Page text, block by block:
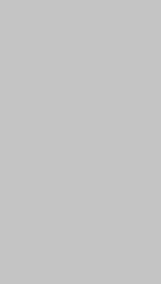
مع الالتزام
العلاج الموصوف
إرشادات الطبيب من
مع أية ملاحظات أخرى لا
تلك الأنواع المختلفة من
الجانبية للدواء على سبيل
المريض المصاب بمرض
بشكل منتظم
العلاج لحالة المريض،
والتحقق من وجود
عن الارتفاع المزمن
Hypertension Guidelines Resources,